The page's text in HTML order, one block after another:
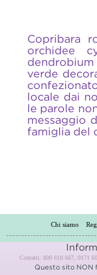
Copribara
orchidee
dendrobium
verde
locale dai
le parole
messaggio
famiglia del
Chi siamo
Contatti: 800 618 667, 0171
Questo sito NON